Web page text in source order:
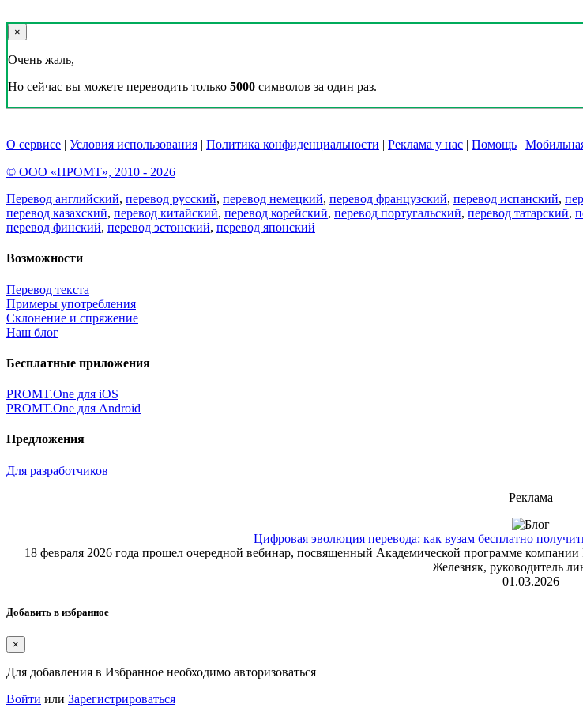
×
Очень жаль,
Но сейчас вы можете переводить только 5000 символов за один раз.
О сервисе | Условия использования | Политика конфиденциальности | Реклама у нас | Помощь |
© ООО «ПРОМТ», 2010 - 2026
Перевод английский, перевод русский, перевод немецкий, перевод французский, перевод испанский,
перевод казахский, перевод китайский, перевод корейский, перевод португальский, перевод татарский,
перевод финский, перевод эстонский, перевод японский
Возможности
Перевод текста
Примеры употребления
Склонение и спряжение
Наш блог
Бесплатные приложения
PROMT.One для iOS
PROMT.One для Android
Предложения
Для разработчиков
Реклама
Цифровая эволюция перевода: как вузам бесплатно
18 февраля 2026 года прошел очередной вебинар, посвященный Академической программе
Железняк, руководитель
01.03.2026
Добавить в избранное
×
Для добавления в Избранное необходимо авторизоваться
Войти или Зарегистрироваться